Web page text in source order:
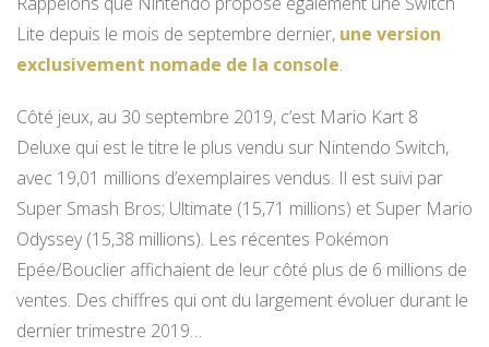
Lite depuis le mois de septembre dernier, une version
exclusivement nomade de la console.
Côté jeux, au 30 septembre 2019, c’est Mario Kart 8
Deluxe qui est le titre le plus vendu sur Nintendo Switch,
avec 19,01 millions d’exemplaires vendus. Il est suivi par
Super Smash Bros; Ultimate (15,71 millions) et Super Mario
Odyssey (15,38 millions). Les récentes Pokémon
Epée/Bouclier affichaient de leur côté plus de 6 millions de
ventes. Des chiffres qui ont du largement évoluer durant le
dernier trimestre 2019…